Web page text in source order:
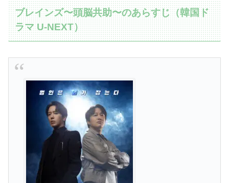
ブレインズ〜頭脳共助〜のあらすじ（韓国ド
ラマ U-NEXT）